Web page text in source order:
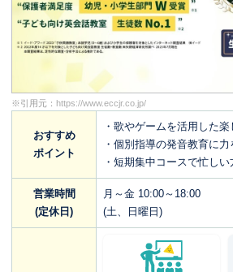
※引用元： https://www.eccjr.co.jp/
おすすめ
ポイント
・歌やゲームを活用した
・個別指導の発音教育に
・短期集中コースで忙し
営業時間
(定休日)
月～金 10:00～18:00
(土、日曜日)